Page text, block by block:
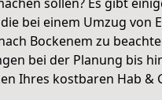
bei einem Umzug von
Bockenem zu
bei der Planung bis
Ihres kostbaren Hab &